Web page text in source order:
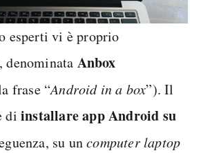
esperti vi è proprio
, denominata Anbox
frase “Android in a box”). Il
di installare app Android su
su uncomputer laptop